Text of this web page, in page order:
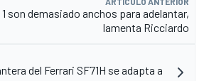
son demasiado anchos para adelantar,
lamenta Ricciardo
del Ferrari SF71H se adapta a